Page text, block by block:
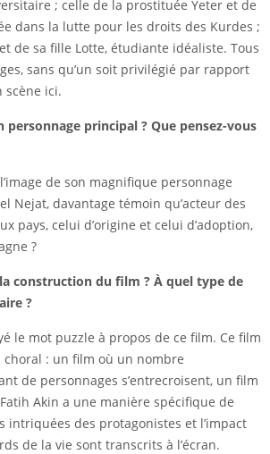
; celle de la prostituée Yeter et de
dans la lutte pour les droits des Kurdes ;
de sa fille Lotte, étudiante idéaliste. Tous
sans qu’un soit privilégié par rapport
scène ici.
principal ? Que pensez-vous
de son magnifique personnage
Nejat, davantage témoin qu’acteur des
pays, celui d’origine et celui d’adoption,
?
construction du film ? À quel type de
?
le mot puzzle à propos de ce film. Ce film
: un film où un nombre
de personnages s’entrecroisent, un film
Akin a une manière spécifique de
intriquées des protagonistes et l’impact
de la vie sont transcrits à l’écran.